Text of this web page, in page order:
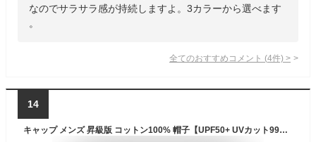
なのでサラサラ感が持続しますよ。3カラーから選べます
。
全てのおすすめコメント (4件) >
14
キャップ メンズ 昇級版 コットン100% 帽子【UPF50+ UVカット99％】 無地 シンプル 野球帽 日よけ 紫外線対策 カジュアル ランニング 登山 釣り ゴルフ 運転 アウトドアなどに 調節可能 (#01.ブラック)